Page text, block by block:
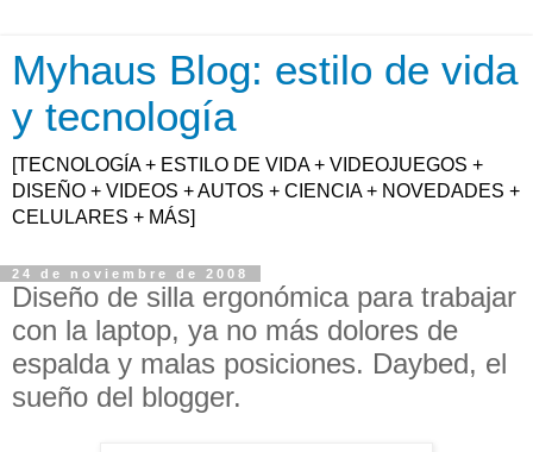
Myhaus Blog: estilo de vida
y tecnología
[TECNOLOGÍA + ESTILO DE VIDA + VIDEOJUEGOS +
DISEÑO + VIDEOS + AUTOS + CIENCIA + NOVEDADES +
CELULARES + MÁS]
24 de noviembre de 2008
Diseño de silla ergonómica para trabajar
con la laptop, ya no más dolores de
espalda y malas posiciones. Daybed, el
sueño del blogger.